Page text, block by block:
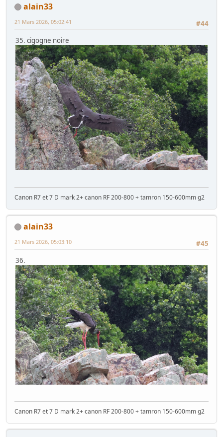
alain33
#44
21 Mars 2026, 05:02:41
35. cigogne noire
Canon R7 et 7 D mark 2+ canon RF 200-800 + tamron 150-600mm g2
alain33
#45
21 Mars 2026, 05:03:10
36.
Canon R7 et 7 D mark 2+ canon RF 200-800 + tamron 150-600mm g2